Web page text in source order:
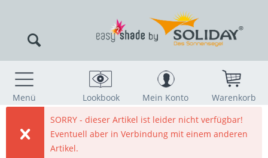
Menü Lookbook Mein Konto
Warenkorb
SORRY - dieser Artikel ist leider nicht verfügbar!
Eventuell aber in Verbindung mit einem anderen
Artikel.